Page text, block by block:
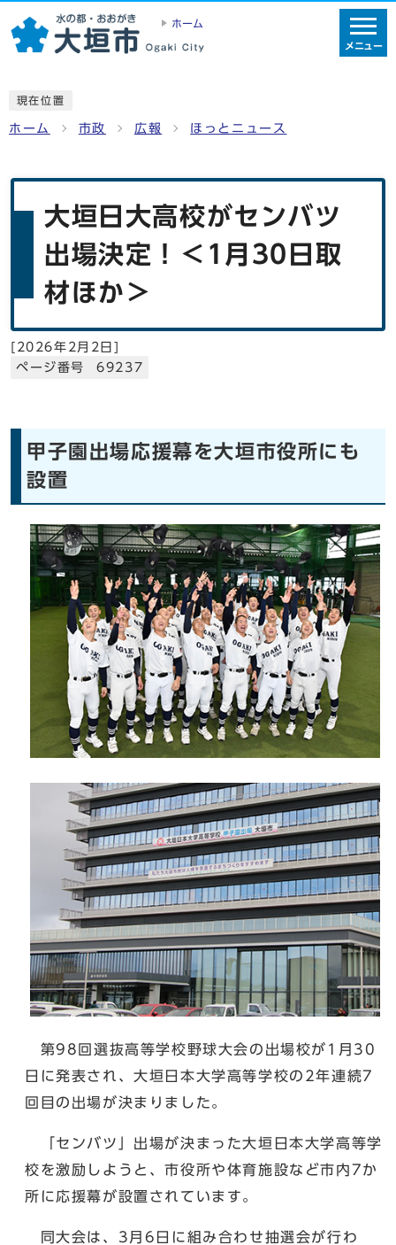
ホーム
メニュー
現在位置
ホーム 市政 広報 ほっとニュース
大垣日大高校がセンバツ
出場決定！＜1月30日取
材ほか＞
[ 2026年2月2日]
ページ番号 69237
甲子園出場応援幕を大垣市役所にも
設置
第98回選抜高等学校野球大会の出場校が1月30
日に発表され、大垣日本大学高等学校の2年連続7
回目の出場が決まりました。
「センバツ」出場が決まった大垣日本大学高等学
校を激励しようと、市役所や体育施設など市内7か
所に応援幕が設置されています。
同大会は、3月6日に組み合わせ抽選会が行わ